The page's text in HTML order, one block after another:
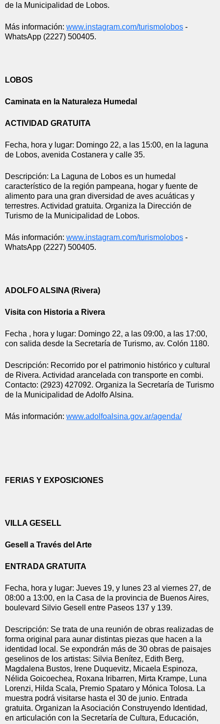
de la Municipalidad de Lobos.
Más información: www.instagram.com/turismolobos -
WhatsApp (2227) 500405.
LOBOS
Caminata en la Naturaleza Humedal
ACTIVIDAD GRATUITA
Fecha, hora y lugar: Domingo 22, a las 15:00, en la laguna
de Lobos, avenida Costanera y calle 35.
Descripción: La Laguna de Lobos es un humedal
característico de la región pampeana, hogar y fuente de
alimento para una gran diversidad de aves acuáticas y
terrestres. Actividad gratuita. Organiza la Dirección de
Turismo de la Municipalidad de Lobos.
Más información: www.instagram.com/turismolobos -
WhatsApp (2227) 500405.
ADOLFO ALSINA (Rivera)
Visita con Historia a Rivera
Fecha , hora y lugar: Domingo 22, a las 09:00, a las 17:00,
con salida desde la Secretaría de Turismo, av. Colón 1180.
Descripción: Recorrido por el patrimonio histórico y cultural
de Rivera. Actividad arancelada con transporte en combi.
Contacto: (2923) 427092. Organiza la Secretaría de Turismo
de la Municipalidad de Adolfo Alsina.
Más información: www.adolfoalsina.gov.ar/agenda/
FERIAS Y EXPOSICIONES
VILLA GESELL
Gesell a Través del Arte
ENTRADA GRATUITA
Fecha, hora y lugar: Jueves 19, y lunes 23 al viernes 27, de
08:00 a 13:00, en la Casa de la provincia de Buenos Aires,
boulevard Silvio Gesell entre Paseos 137 y 139.
Descripción: Se trata de una reunión de obras realizadas de
forma original para aunar distintas piezas que hacen a la
identidad local. Se expondrán más de 30 obras de paisajes
geselinos de los artistas: Silvia Benítez, Edith Berg,
Magdalena Bustos, Irene Duquevitz, Micaela Espinoza,
Nélida Goicoechea, Roxana Iribarren, Mirta Krampe, Luna
Lorenzi, Hilda Scala, Premio Spataro y Mónica Tolosa. La
muestra podrá visitarse hasta el 30 de junio. Entrada
gratuita. Organizan la Asociación Construyendo Identidad,
en articulación con la Secretaría de Cultura, Educación,